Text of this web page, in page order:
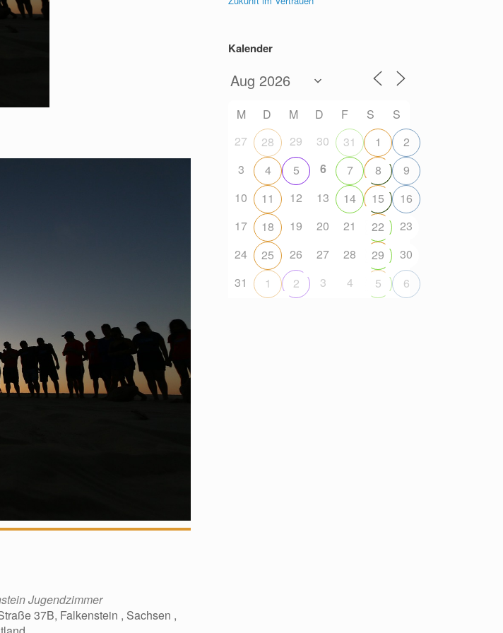
Jugendzimmer
37B, Falkenstein , Sachsen ,
Kalender
M D M D F S
S
27
28 29 30 31 1
2
3
4 5 6 7 8
9
10
11 12 13 14 15
16
17
18 19 20 21 22
23
24
25 26 27 28 29
30
31
1 2 3 4 5 6